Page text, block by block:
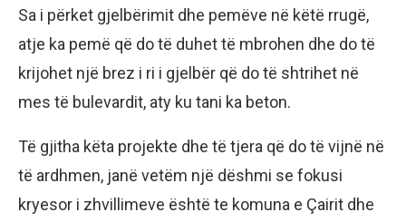
Sa i përket gjelbërimit dhe pemëve në këtë rrugë,
atje ka pemë që do të duhet të mbrohen dhe do të
krijohet një brez i ri i gjelbër që do të shtrihet në
mes të bulevardit, aty ku tani ka beton.
Të gjitha këta projekte dhe të tjera që do të vijnë në
të ardhmen, janë vetëm një dëshmi se fokusi
kryesor i zhvillimeve është te komuna e Çairit dhe